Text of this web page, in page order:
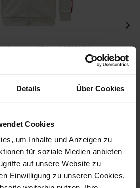
Details Über Cookies
Cookies
um Inhalte und Anzeigen zu
für soziale Medien anbieten
auf unsere Website zu
Einwilligung zu unseren Cookies,
Trackjacket "Originals" Off-White